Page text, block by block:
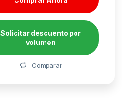
Solicitar descuento por
volumen
Comparar